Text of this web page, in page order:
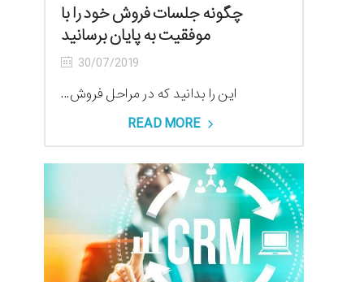
چگونه جلسات فروش خود را با
موفقیت به پایان برسانید
30/07/2019
این را بدانید که در مراحل فروش...
READ MORE